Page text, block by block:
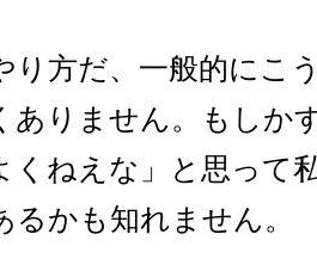
り方だ、一般的にこ
ありません。もしか
くねえな」と思って
かも知れません。